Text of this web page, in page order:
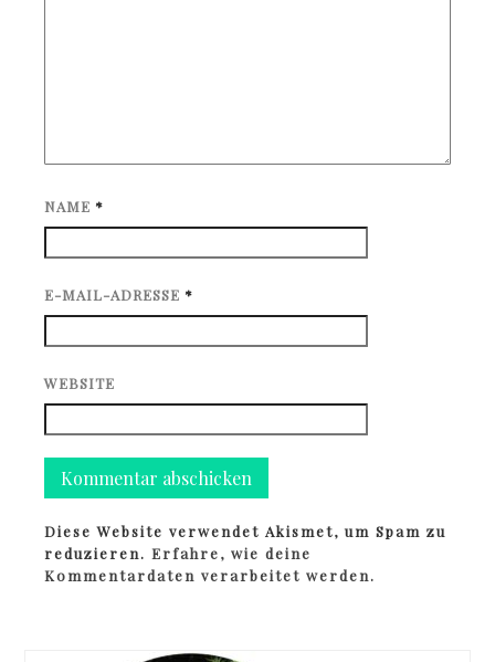
NAME *
E-MAIL-ADRESSE *
WEBSITE
Diese Website verwendet Akismet, um Spam zu
reduzieren.Erfahre, wie deine
Kommentardaten verarbeitet werden.